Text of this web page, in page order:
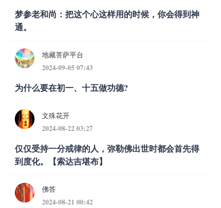
梦参老和尚：把这个心这样用的时候，你会得到神
通。
地藏菩萨平台
2024-09-05 07:43
为什么要在初一、十五做功德?
文殊花开
2024-08-22 03:27
仅仅受持一分戒律的人，弥勒佛出世时都会首先得
到度化。【索达吉堪布】
佛答
2024-08-21 00:42